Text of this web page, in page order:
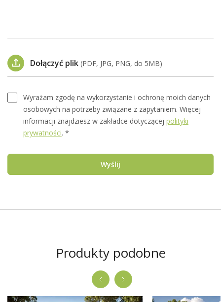
Dołączyć plik (PDF, JPG, PNG, do 5MB)
Wyrażam zgodę na wykorzystanie i ochronę moich danych
osobowych na potrzeby związane z zapytaniem. Więcej
informacji znajdziesz w zakładce dotyczącej polityki
prywatności. *
Wyślij
Produkty podobne